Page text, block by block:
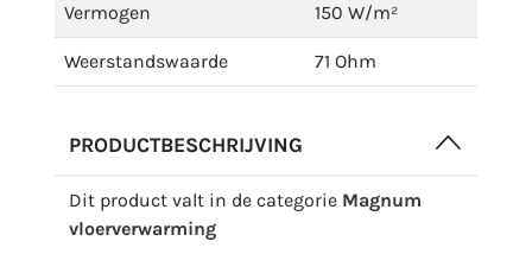
Vermogen 150 W/m²
Weerstandswaarde 71 Ohm
PRODUCTBESCHRIJVING
Dit product valt in de categorie Magnum
vloerverwarming